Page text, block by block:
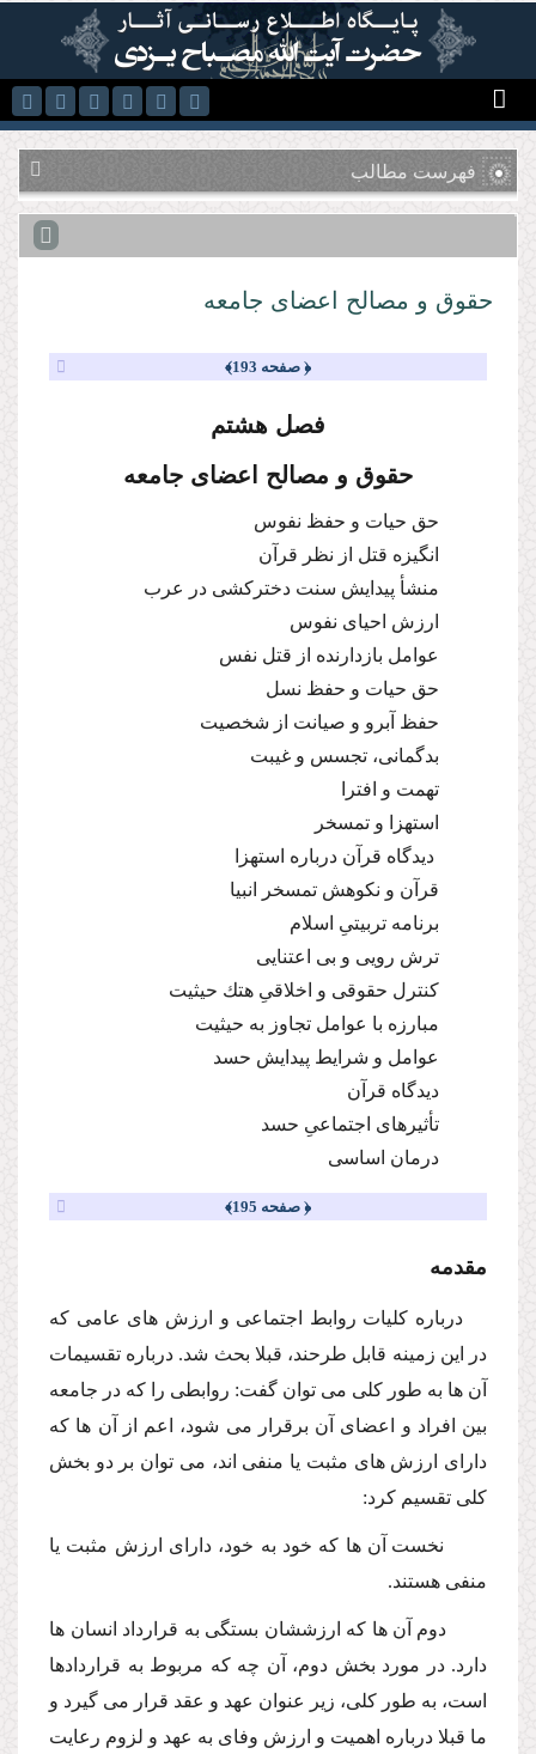
رفتن به محتوای اصلی
فهرست مطالب
حقوق و مصالح اعضاى جامعه
﴿ صفحه 193﴾
فصل هشتم
حقوق و مصالح اعضاى جامعه
حق حیات و حفظ نفوس
انگیزه قتل از نظر قرآن
منشأ پیدایش سنت دختركشى در عرب
ارزش احیاى نفوس
عوامل بازدارنده از قتل نفس
حق حیات و حفظ نسل
حفظ آبرو و صیانت از شخصیت
بدگمانى، تجسس و غیبت
تهمت و افترا
استهزا و تمسخر
دیدگاه قرآن درباره استهزا
قرآن و نكوهش تمسخر انبیا
برنامه تربیتىِ اسلام
ترش رویى و بى اعتنایى
كنترل حقوقى و اخلاقىِ هتك حیثیت
مبارزه با عوامل تجاوز به حیثیت
عوامل و شرایط پیدایش حسد
دیدگاه قرآن
تأثیرهاى اجتماعىِ حسد
درمان اساسى
﴿ صفحه 195﴾
مقدمه
درباره كلیات روابط اجتماعى و ارزش هاى عامى كه
در این زمینه قابل طرحند، قبلا بحث شد. درباره تقسیمات
آن ها به طور كلى مى توان گفت: روابطى را كه در جامعه
بین افراد و اعضاى آن برقرار مى شود، اعم از آن ها كه
داراى ارزش هاى مثبت یا منفى اند، مى توان بر دو بخش
كلى تقسیم كرد:
نخست آن ها كه خود به خود، داراى ارزش مثبت یا
منفى هستند.
دوم آن ها كه ارزششان بستگى به قرارداد انسان ها
دارد. در مورد بخش دوم، آن چه كه مربوط به قراردادها
است، به طور كلى، زیر عنوان عهد و عقد قرار مى گیرد و
ما قبلا درباره اهمیت و ارزش وفاى به عهد و لزوم رعایت